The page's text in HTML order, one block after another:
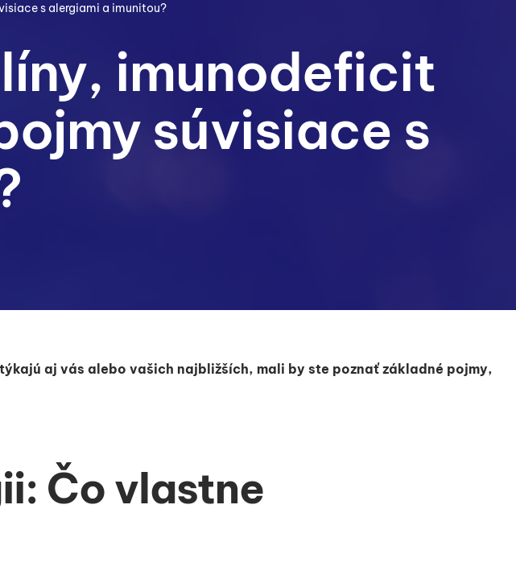
s alergiami a imunitou?
imunodeficit
súvisiace s
aj vás alebo vašich najbližších, mali by ste poznať základné pojmy,
Čo vlastne